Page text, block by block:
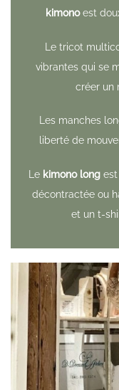
kimonoest
Le tricot
vibrantes qui se
créer un
Les manches
liberté de
Le kimono long
décontractée ou
et un t-